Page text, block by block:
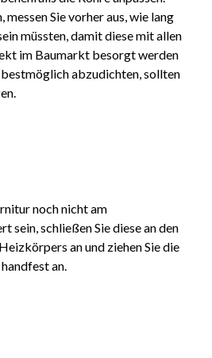
messen Sie vorher aus, wie lang
müssten, damit diese mit allen
im Baumarkt besorgt werden
bestmöglich abzudichten, sollten
noch nicht am
sein, schließen Sie diese an den
an und ziehen Sie die
an.